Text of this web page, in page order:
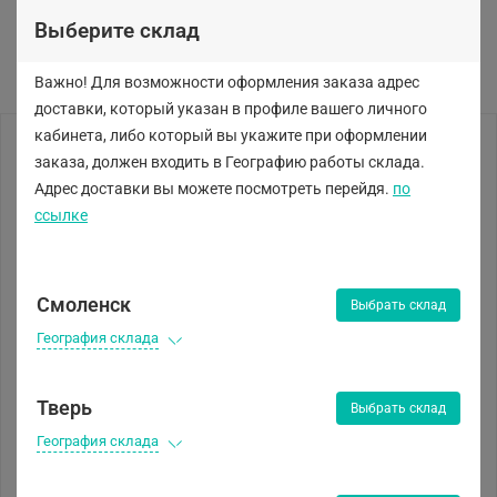
Выберите склад
Важно! Для возможности оформления заказа адрес
доставки, который указан в профиле вашего личного
кабинета, либо который вы укажите при оформлении
заказа, должен входить в Географию работы склада.
Адрес доставки вы можете посмотреть перейдя. по
ссылке
Смоленск Выбрать склад
География склада
Тверь Выбрать склад
География склада